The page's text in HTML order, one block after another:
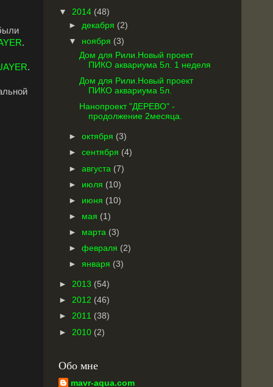
.
.
▼ 2014 (48)
►декабря (2)
▼ ноября (3)
Дом для Рили.Новый проект
ПИКО аквариума 5л. 1 неделя
Дом для Рили.Новый проект
ПИКО аквариума 5л.
Нанопроект "ДЕРЕВО" -
продолжение 2месяца.
►октября (3)
►сентября (4)
►августа (7)
► июля (10)
► июня (10)
► мая (1)
► марта (3)
►февраля (2)
►января (3)
► 2013 (54)
► 2012 (46)
► 2011 (38)
► 2010 (2)
Обо мне
mavr-aqua.com